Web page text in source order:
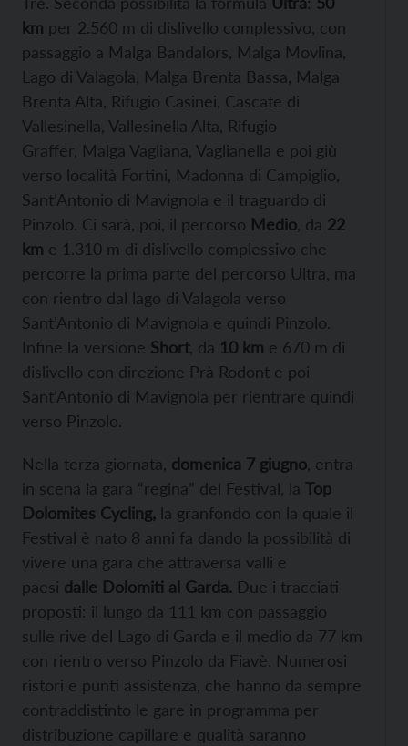
km per 2.560 m di dislivello complessivo, con
passaggio a Malga Bandalors, Malga Movlina,
Lago di Valagola, Malga Brenta Bassa, Malga
Brenta Alta, Rifugio Casinei, Cascate di
Vallesinella, Vallesinella Alta, Rifugio
Graffer, Malga Vagliana, Vaglianella e poi giù
verso località Fortini, Madonna di Campiglio,
Sant’Antonio di Mavignola e il traguardo di
Pinzolo. Ci sarà, poi, il percorso Medio , da 22
km e 1.310 m di dislivello complessivo che
percorre la prima parte del percorso Ultra, ma
con rientro dal lago di Valagola verso
Sant’Antonio di Mavignola e quindi Pinzolo.
Infine la versione Short, da 10 km e 670 m di
dislivello con direzione Prà Rodont e poi
Sant’Antonio di Mavignola per rientrare quindi
verso Pinzolo.
Nella terza giornata, domenica 7 giugno , entra
in scena la gara “regina” del Festival, la Top
Dolomites Cycling, la granfondo con la quale il
Festival è nato 8 anni fa dando la possibilità di
vivere una gara che attraversa valli e
paesi dalle Dolomiti al Garda. Due i tracciati
proposti: il lungo da 111 km con passaggio
sulle rive del Lago di Garda e il medio da 77 km
con rientro verso Pinzolo da Fiavè. Numerosi
ristori e punti assistenza, che hanno da sempre
contraddistinto le gare in programma per
distribuzione capillare e qualità saranno